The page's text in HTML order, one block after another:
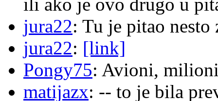
ili ako je ovo drugo u
jura22: Tu je pitao
jura22: [link]
Pongy75: Avioni,
matijazx: -- to je bila